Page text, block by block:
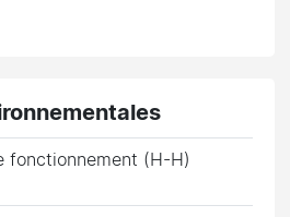
fonctionnement (H-H)